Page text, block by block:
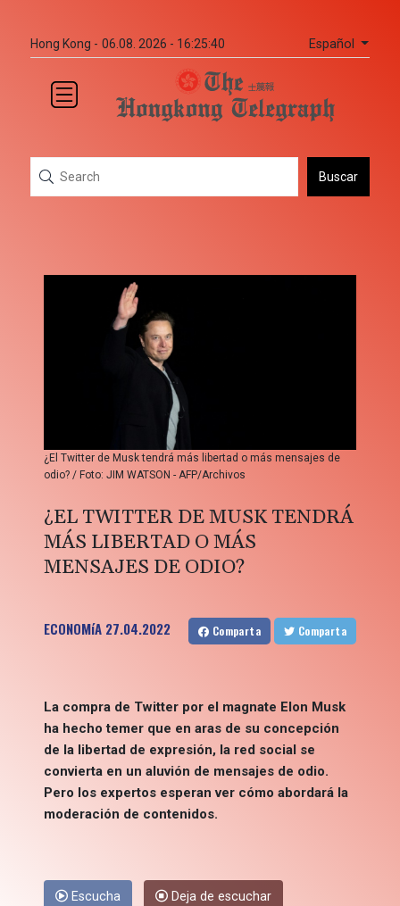
Hong Kong - 06.08. 2026 - 16:25:40 Español
Buscar
¿El Twitter de Musk tendrá más libertad o más mensajes de
odio? / Foto: JIM WATSON - AFP/Archivos
¿EL TWITTER DE MUSK TENDRÁ
MÁS LIBERTAD O MÁS
MENSAJES DE ODIO?
ECONOMíA 27.04.2022 Comparta Comparta
La compra de Twitter por el magnate Elon Musk
ha hecho temer que en aras de su concepción
de la libertad de expresión, la red social se
convierta en un aluvión de mensajes de odio.
Pero los expertos esperan ver cómo abordará la
moderación de contenidos.
Escucha Deja de escuchar